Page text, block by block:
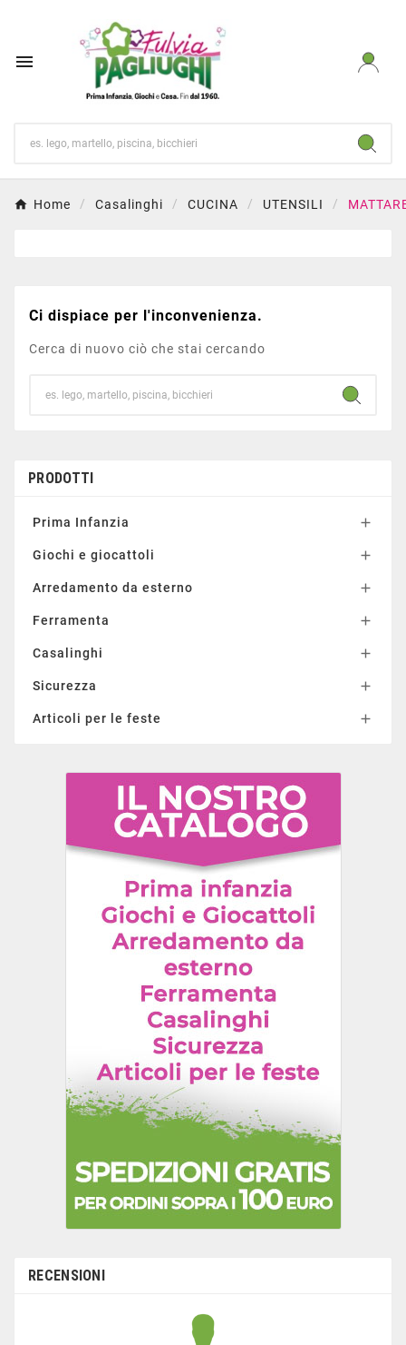

Home Casalinghi CUCINA UTENSILI
Ci dispiace per l'inconvenienza.
Cerca di nuovo ciò che stai cercando
PRODOTTI
Prima Infanzia 
Giochi e giocattoli 
Arredamento da esterno 
Ferramenta 
Casalinghi 
Sicurezza 
Articoli per le feste 
RECENSIONI